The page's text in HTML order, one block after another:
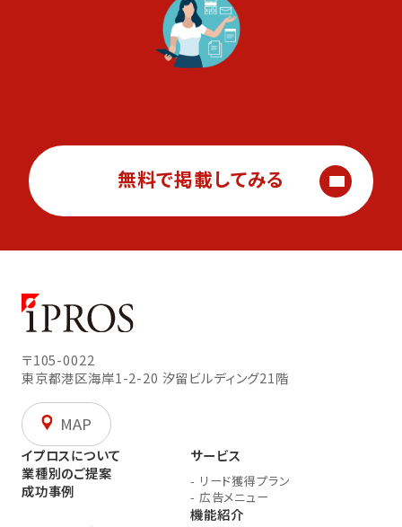
無料で掲載してみる
〒105-0022
東京都港区海岸1-2-20 汐留ビルディング21階
MAP
イプロスについて
業種別のご提案
成功事例
サービス
- リード獲得プラン
- 広告メニュー
機能紹介